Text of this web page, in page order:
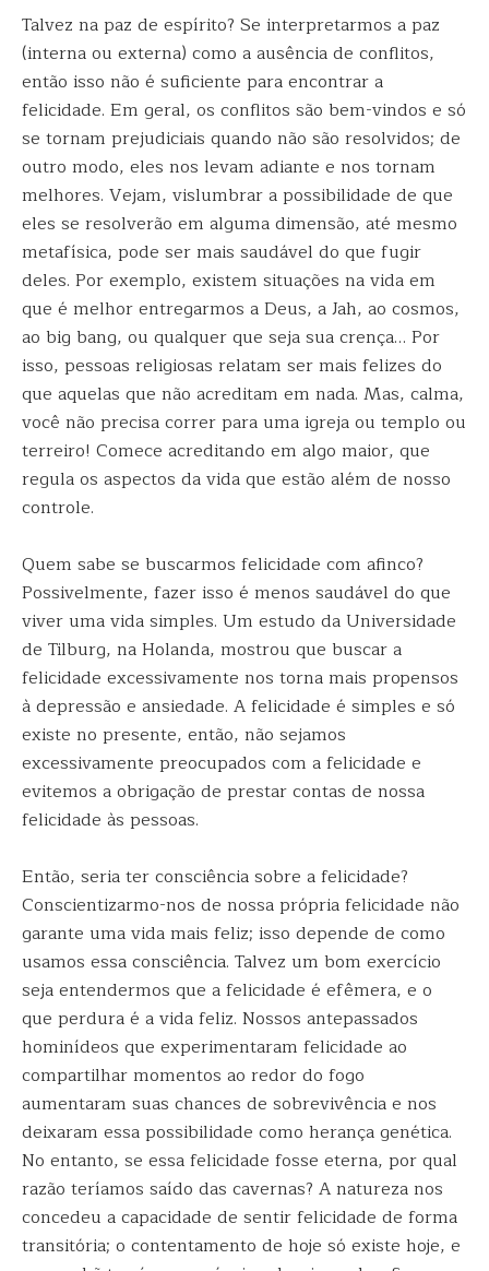
Talvez na paz de espírito? Se interpretarmos a paz
(interna ou externa) como a ausência de conflitos,
então isso não é suficiente para encontrar a
felicidade. Em geral, os conflitos são bem-vindos e só
se tornam prejudiciais quando não são resolvidos; de
outro modo, eles nos levam adiante e nos tornam
melhores. Vejam, vislumbrar a possibilidade de que
eles se resolverão em alguma dimensão, até mesmo
metafísica, pode ser mais saudável do que fugir
deles. Por exemplo, existem situações na vida em
que é melhor entregarmos a Deus, a Jah, ao cosmos,
ao big bang, ou qualquer que seja sua crença… Por
isso, pessoas religiosas relatam ser mais felizes do
que aquelas que não acreditam em nada. Mas, calma,
você não precisa correr para uma igreja ou templo ou
terreiro! Comece acreditando em algo maior, que
regula os aspectos da vida que estão além de nosso
controle.
Quem sabe se buscarmos felicidade com afinco?
Possivelmente, fazer isso é menos saudável do que
viver uma vida simples. Um estudo da Universidade
de Tilburg, na Holanda, mostrou que buscar a
felicidade excessivamente nos torna mais propensos
à depressão e ansiedade. A felicidade é simples e só
existe no presente, então, não sejamos
excessivamente preocupados com a felicidade e
evitemos a obrigação de prestar contas de nossa
felicidade às pessoas.
Então, seria ter consciência sobre a felicidade?
Conscientizarmo-nos de nossa própria felicidade não
garante uma vida mais feliz; isso depende de como
usamos essa consciência. Talvez um bom exercício
seja entendermos que a felicidade é efêmera, e o
que perdura é a vida feliz. Nossos antepassados
hominídeos que experimentaram felicidade ao
compartilhar momentos ao redor do fogo
aumentaram suas chances de sobrevivência e nos
deixaram essa possibilidade como herança genética.
No entanto, se essa felicidade fosse eterna, por qual
razão teríamos saído das cavernas? A natureza nos
concedeu a capacidade de sentir felicidade de forma
transitória; o contentamento de hoje só existe hoje, e